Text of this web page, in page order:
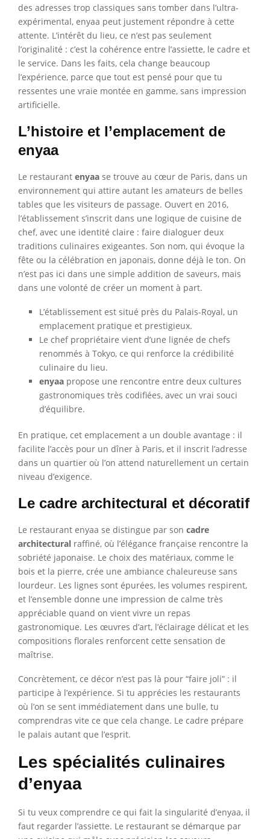
des adresses trop classiques sans tomber dans l’ultra-
expérimental, enyaa peut justement répondre à cette
attente. L’intérêt du lieu, ce n’est pas seulement
l’originalité : c’est la cohérence entre l’assiette, le cadre et
le service. Dans les faits, cela change beaucoup
l’expérience, parce que tout est pensé pour que tu
ressentes une vraie montée en gamme, sans impression
artificielle.
L’histoire et l’emplacement de
enyaa
Le restaurant enyaa se trouve au cœur de Paris, dans un
environnement qui attire autant les amateurs de belles
tables que les visiteurs de passage. Ouvert en 2016,
l’établissement s’inscrit dans une logique de cuisine de
chef, avec une identité claire : faire dialoguer deux
traditions culinaires exigeantes. Son nom, qui évoque la
fête ou la célébration en japonais, donne déjà le ton. On
n’est pas ici dans une simple addition de saveurs, mais
dans une volonté de créer un moment à part.
L’établissement est situé près du Palais-Royal, un
emplacement pratique et prestigieux.
Le chef propriétaire vient d’une lignée de chefs
renommés à Tokyo, ce qui renforce la crédibilité
culinaire du lieu.
enyaa propose une rencontre entre deux cultures
gastronomiques très codifiées, avec un vrai souci
d’équilibre.
En pratique, cet emplacement a un double avantage : il
facilite l’accès pour un dîner à Paris, et il inscrit l’adresse
dans un quartier où l’on attend naturellement un certain
niveau d’exigence.
Le cadre architectural et décoratif
Le restaurant enyaa se distingue par son cadre
architectural raffiné, où l’élégance française rencontre la
sobriété japonaise. Le choix des matériaux, comme le
bois et la pierre, crée une ambiance chaleureuse sans
lourdeur. Les lignes sont épurées, les volumes respirent,
et l’ensemble donne une impression de calme très
appréciable quand on vient vivre un repas
gastronomique. Les œuvres d’art, l’éclairage délicat et les
compositions florales renforcent cette sensation de
maîtrise.
Concrètement, ce décor n’est pas là pour “faire joli” : il
participe à l’expérience. Si tu apprécies les restaurants
où l’on se sent immédiatement dans une bulle, tu
comprendras vite ce que cela change. Le cadre prépare
le palais autant que l’esprit.
Les spécialités culinaires
d’enyaa
Si tu veux comprendre ce qui fait la singularité d’enyaa, il
faut regarder l’assiette. Le restaurant se démarque par